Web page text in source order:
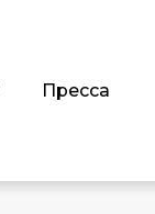
Пресса